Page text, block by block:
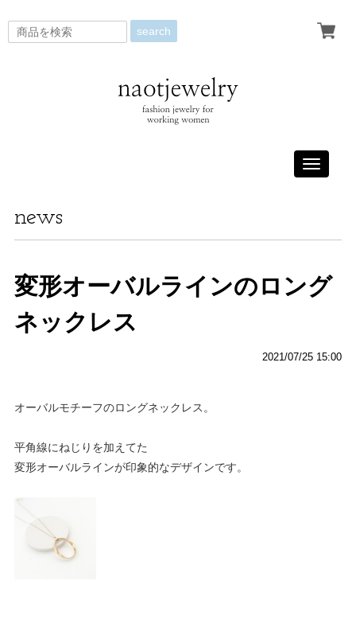
search
Toggle
news
変形オーバルラインのロング
ネックレス
2021/07/25 15:00
オーバルモチーフのロングネックレス。
平角線にねじりを加えてた
変形オーバルラインが印象的なデザインです。